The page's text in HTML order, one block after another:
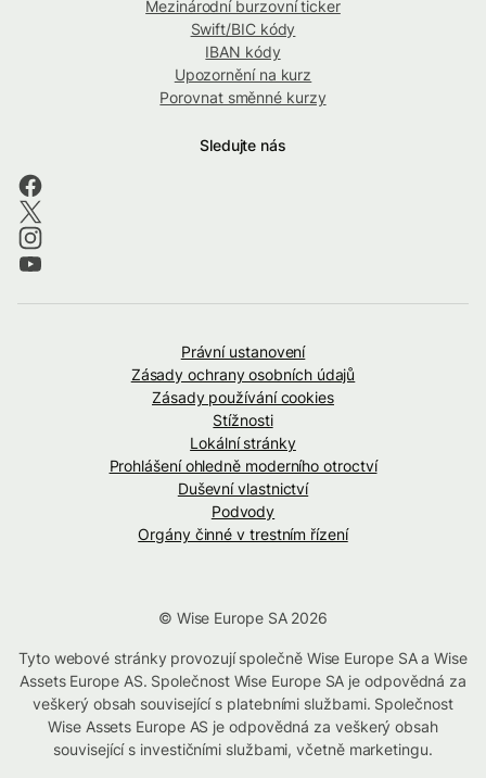
Mezinárodní burzovní ticker
Swift/BIC kódy
IBAN kódy
Upozornění na kurz
Porovnat směnné kurzy
Sledujte nás
Právní ustanovení
Zásady ochrany osobních údajů
Zásady používání cookies
Stížnosti
Lokální stránky
Prohlášení ohledně moderního otroctví
Duševní vlastnictví
Podvody
Orgány činné v trestním řízení
© Wise Europe SA 2026
Tyto webové stránky provozují společně Wise Europe SA a Wise
Assets Europe AS. Společnost Wise Europe SA je odpovědná za
veškerý obsah související s platebními službami. Společnost
Wise Assets Europe AS je odpovědná za veškerý obsah
související s investičními službami, včetně marketingu.